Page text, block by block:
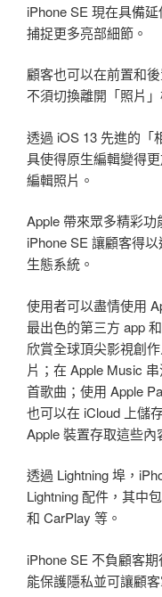
iPhone SE 現在具備
捕捉更多亮部細節。
顧客也可以在前置和
不須切換離開「照片
透過 iOS 13 先進的「
具使得原生編輯變得
編輯照片。
Apple 帶來眾多精彩功
iPhone SE 讓顧客得
生態系統。
使用者可以盡情使用
最出色的第三方 app
欣賞全球頂尖影視創
片；在 Apple Music
首歌曲；使用 Apple
也可以在 iCloud 上儲
Apple 裝置存取這些內
透過 Lightning 埠，
Lightning 配件，其中
和 CarPlay 等。
iPhone SE 不負顧客
能保護隱私並可讓顧